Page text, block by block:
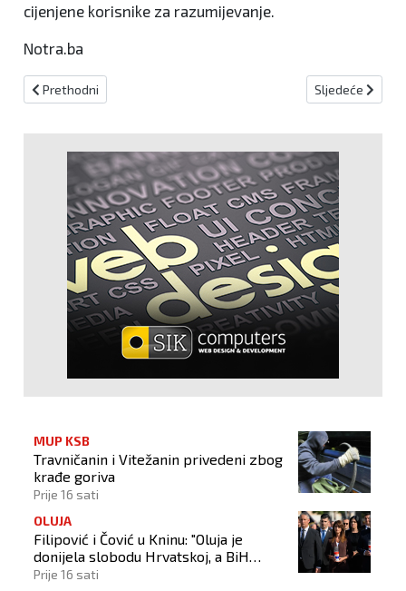
cijenjene korisnike za razumijevanje.
Notra.ba
Prethodni članak: Ništa od snijega za Novu godinu: Evo kakvo
Prethodni Sljedeći članak:
Sljedeće
MUP KSB
Travničanin i Vitežanin privedeni zbog
krađe goriva
Prije 16 sati
OLUJA
Filipović i Čović u Kninu: "Oluja je
donijela slobodu Hrvatskoj, a BiH
otvorila put prema miru!"
Prije 16 sati